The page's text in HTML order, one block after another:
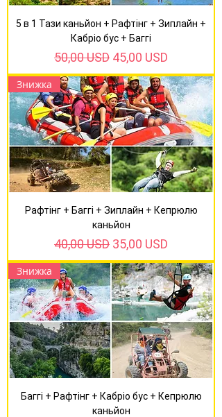
5 в 1 Тази каньйон + Рафтінг + Зиплайн +
Кабріо бус + Баггі
Звичайна ціна
50,00 USD За розпродажем
45,00 USD
Знижка
Рафтінг + Баггі + Зиплайн + Кепрюлю
каньйон
Звичайна ціна
40,00 USD За розпродажем
35,00 USD
Знижка
Баггі + Рафтінг + Кабріо бус + Кепрюлю
каньйон